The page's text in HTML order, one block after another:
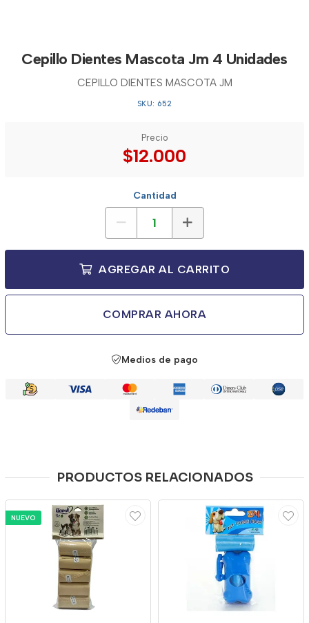
Cepillo Dientes Mascota Jm 4 Unidades
CEPILLO DIENTES MASCOTA JM
SKU: 652
Precio
$12.000
Cantidad
AGREGAR AL CARRITO
COMPRAR AHORA
Medios de pago
PRODUCTOS RELACIONADOS
NUEVO